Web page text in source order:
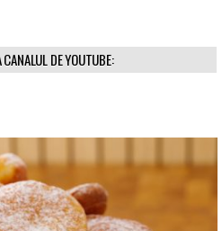
DE YOUTUBE: